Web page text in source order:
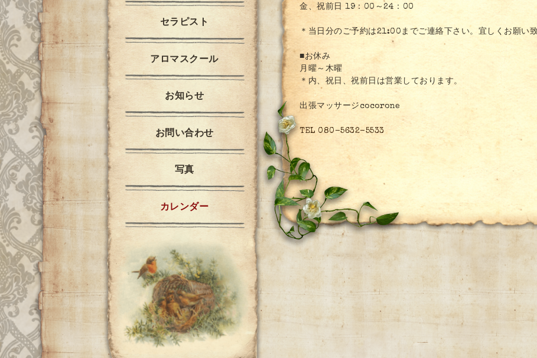
金、祝前日 19：00～24：00
＊当日分のご予約は21:00までご連絡下さい。宜しくお願い致
■お休み
月曜～木曜
＊内、祝日、祝前日は営業しております。
出張マッサージcocorone
TEL 080-5632-5533
セラピスト
アロマスクール
お知らせ
お問い合わせ
写真
カレンダー